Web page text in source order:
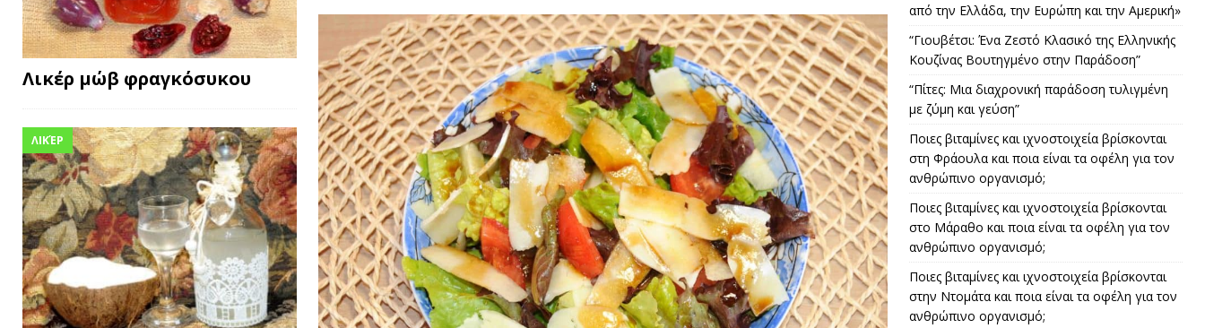
Λικέρ μώβ φραγκόσυκου
ΛΙΚΈΡ
από την Ελλάδα, την Ευρώπη και την Αμερική»
“Γιουβέτσι: Ένα Ζεστό Κλασικό της Ελληνικής
Κουζίνας Βουτηγμένο στην Παράδοση”
“Πίτες: Μια διαχρονική παράδοση τυλιγμένη
με ζύμη και γεύση”
Ποιες βιταμίνες και ιχνοστοιχεία βρίσκονται
στη Φράουλα και ποια είναι τα οφέλη για τον
ανθρώπινο οργανισμό;
Ποιες βιταμίνες και ιχνοστοιχεία βρίσκονται
στο Μάραθο και ποια είναι τα οφέλη για τον
ανθρώπινο οργανισμό;
Ποιες βιταμίνες και ιχνοστοιχεία βρίσκονται
στην Ντομάτα και ποια είναι τα οφέλη για τον
ανθρώπινο οργανισμό;